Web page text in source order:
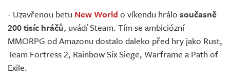
- Uzavřenou betu New World o víkendu hrálo současně
200 tisíc hráčů, uvádí Steam. Tím se ambiciózní
MMORPG od Amazonu dostalo daleko před hry jako Rust,
Team Fortress 2, Rainbow Six Siege, Warframe a Path of
Exile.